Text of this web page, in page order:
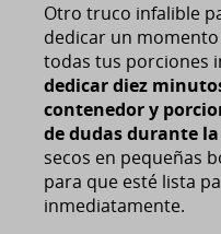
Otro truco infalible
dedicar un
todas tus porciones
dedicar diez
contenedor y
de dudas durante
secos en pequeñas
para que esté lista
inmediatamente.